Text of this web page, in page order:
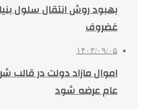
بهبود روش انتقال سلول
غضروف
۱۴۰۳/۰۹/۰۵
اموال مازاد دولت در
عام عرضه شود